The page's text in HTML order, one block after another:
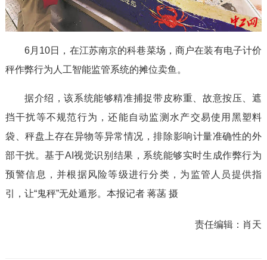
6月10日，在江苏南京的科巷菜场，商户在装有电子计价
秤作弊行为人工智能监管系统的摊位卖鱼。
据介绍，该系统能够精准捕捉带皮称重、故意按压、遮
挡干扰等不规范行为，还能自动监测水产交易使用黑塑料
袋、秤盘上存在异物等异常情况，排除影响计量准确性的外
部干扰。基于AI视觉识别结果，系统能够实时生成作弊行为
预警信息，并根据风险等级进行分类，为监管人员提供指
引，让“鬼秤”无处遁形。本报记者 蒋菡 摄
责任编辑： 肖天